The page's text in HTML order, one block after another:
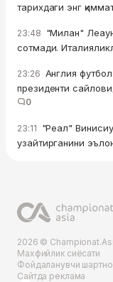
тарихдаги энг
23:48 "Милан"
сотмади.
23:26 Англия
президенти
0
23:11 "Реал"
узайтирганини
2026 ©
Махфийлик сиёсати
Фойдаланувчи
Сайтда реклама